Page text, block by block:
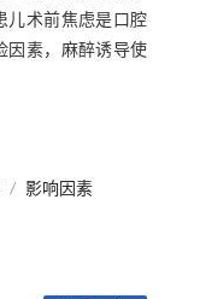
儿术前焦虑是口腔
因素，麻醉诱导使
/ 影响因素